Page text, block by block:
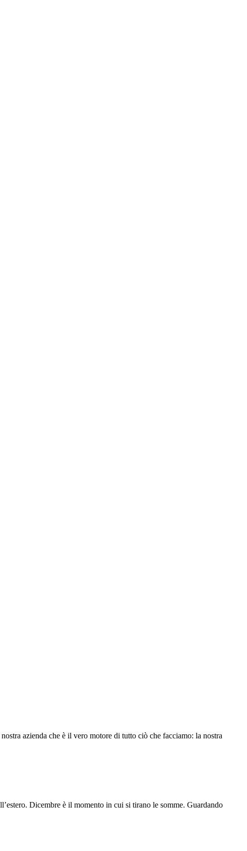
azienda che è il vero motore di tutto ciò che facciamo: la nostra
Dicembre è il momento in cui si tirano le somme. Guardando